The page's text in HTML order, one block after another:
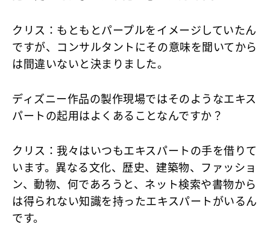
クリス ：もともとパープルをイメージしていたん
ですが、コンサルタントにその意味を聞いてから
は間違いないと決まりました。
ディズニー作品の製作現場ではそのようなエキス
パートの起用はよくあることなんですか？
クリス ：我々はいつもエキスパートの手を借りて
います。異なる文化、歴史、建築物、ファッショ
ン、動物、何であろうと、ネット検索や書物から
は得られない知識を持ったエキスパートがいるん
です。